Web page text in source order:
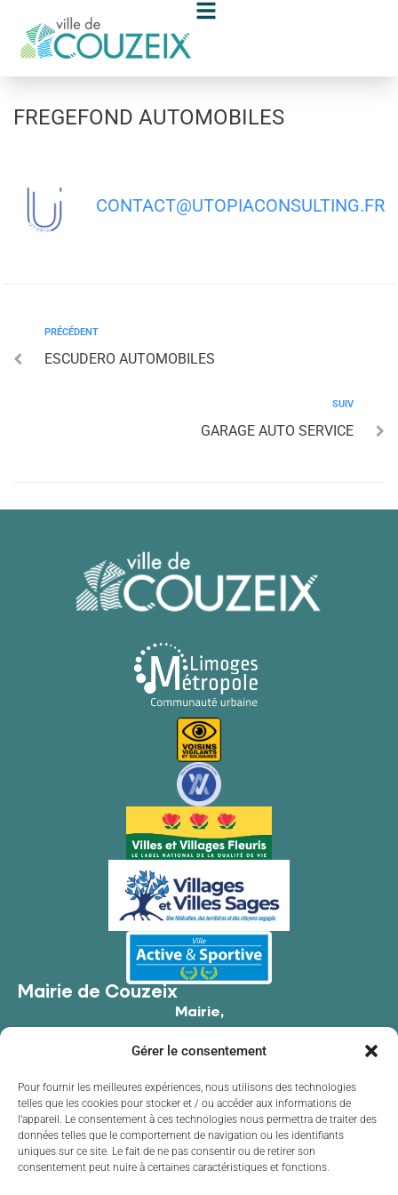
Gérer le consentement
Pour fournir les meilleures expériences, nous utilisons des technologies
telles que les cookies pour stocker et / ou accéder aux informations de
l’appareil. Le consentement à ces technologies nous permettra de traiter des
données telles que le comportement de navigation ou les identifiants
uniques sur ce site. Le fait de ne pas consentir ou de retirer son
consentement peut nuire à certaines caractéristiques et fonctions.
FREGEFOND AUTOMOBILES
CONTACT@UTOPIACONSULTING.FR
PRÉCÉDENT
ESCUDERO AUTOMOBILES
SUIV
GARAGE AUTO SERVICE
Mairie de Couzeix
Mairie,
87270 Couzeix
05 55 39 34 09
Contacter la mairie
Horaires d'ouverture
Lundide 8h30 à 12h00 et de 13h30 à 17h30
Mardi
de 8h30 à 12h00 et de 13h30 à 17h30